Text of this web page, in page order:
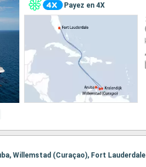
Payez en 4X
Willemstad (Curaçao), Fort Lauderdale